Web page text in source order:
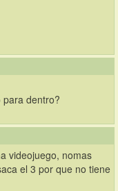
para dentro?
videojuego, nomas
el 3 por que no tiene